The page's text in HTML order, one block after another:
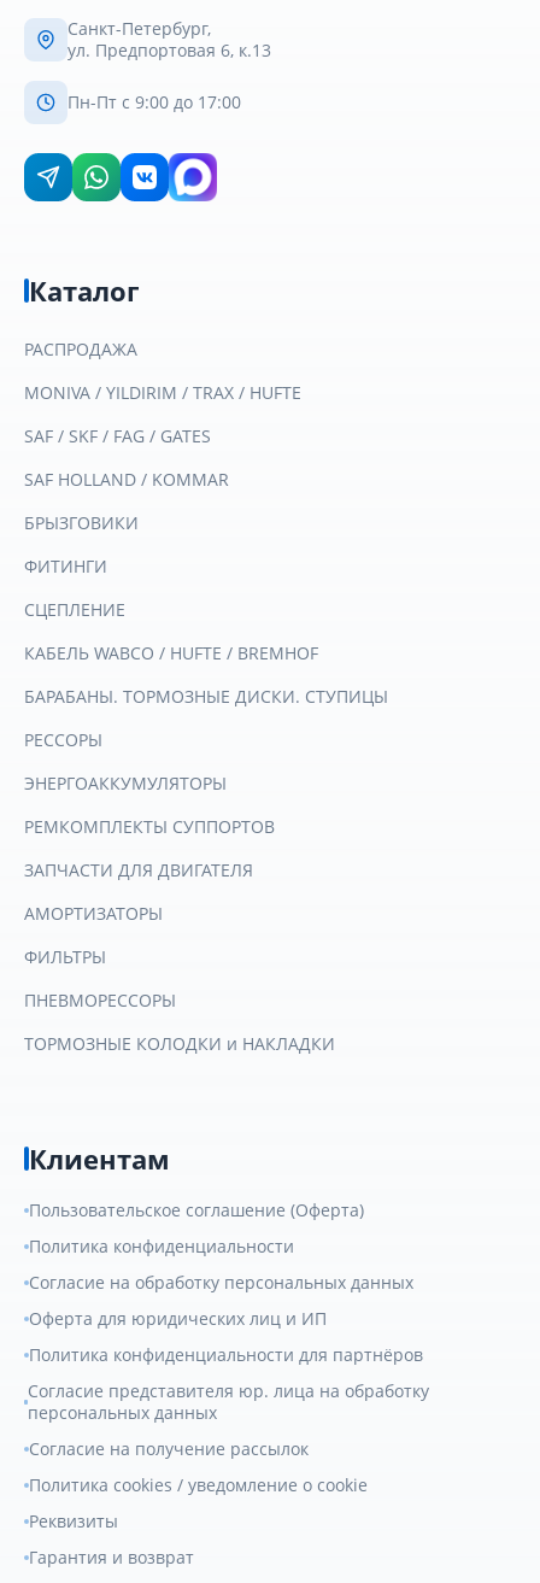
Санкт-Петербург,
ул. Предпортовая 6, к.13
Пн-Пт с 9:00 до 17:00
Каталог
РАСПРОДАЖА
MONIVA / YILDIRIM / TRAX / HUFTE
SAF / SKF / FAG / GATES
SAF HOLLAND / KOMMAR
БРЫЗГОВИКИ
ФИТИНГИ
СЦЕПЛЕНИЕ
КАБЕЛЬ WABCO / HUFTE / BREMHOF
БАРАБАНЫ. ТОРМОЗНЫЕ ДИСКИ. СТУПИЦЫ
РЕССОРЫ
ЭНЕРГОАККУМУЛЯТОРЫ
РЕМКОМПЛЕКТЫ СУППОРТОВ
ЗАПЧАСТИ ДЛЯ ДВИГАТЕЛЯ
АМОРТИЗАТОРЫ
ФИЛЬТРЫ
ПНЕВМОРЕССОРЫ
ТОРМОЗНЫЕ КОЛОДКИ и НАКЛАДКИ
Клиентам
Пользовательское соглашение (Оферта)
Политика конфиденциальности
Согласие на обработку персональных данных
Оферта для юридических лиц и ИП
Политика конфиденциальности для партнёров
Согласие представителя юр. лица на обработку
персональных данных
Согласие на получение рассылок
Политика cookies / уведомление о cookie
Реквизиты
Гарантия и возврат